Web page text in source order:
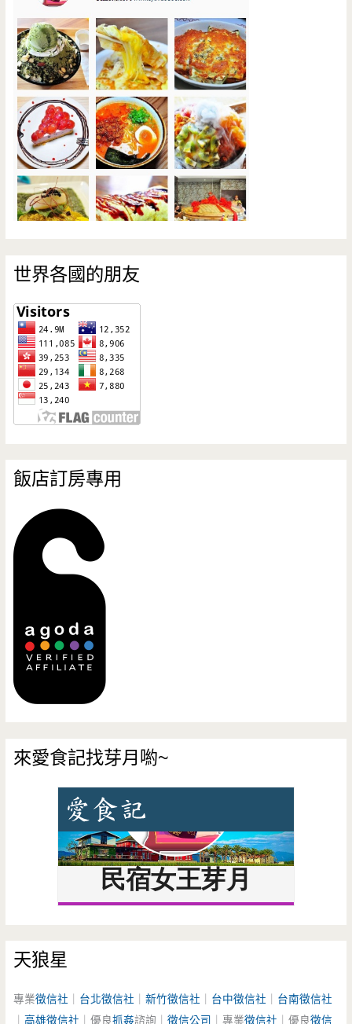
世界各國的朋友
飯店訂房專用
來愛食記找芽月喲~
天狼星
專業徵信社 台北徵信社 ｜新竹徵信社 台中徵信社
台南徵信社
｜高雄徵信社 ｜優良抓姦諮詢｜徵信公司 ｜專業徵信社 ｜優良徵信